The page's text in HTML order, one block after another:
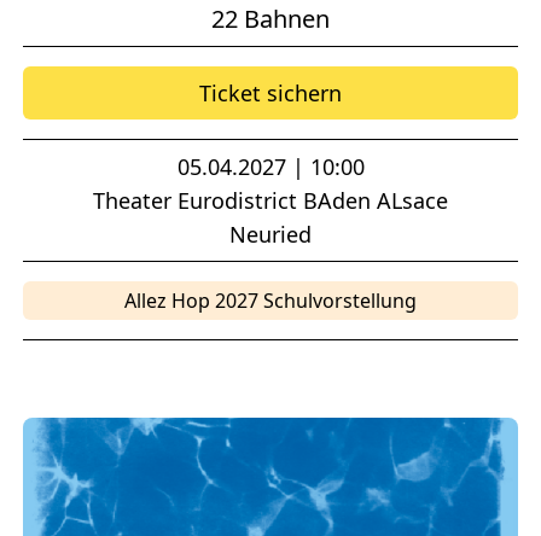
22 Bahnen
Ticket sichern
05.04.2027 | 10:00
Theater Eurodistrict BAden ALsace
Neuried
Allez Hop 2027 Schulvorstellung